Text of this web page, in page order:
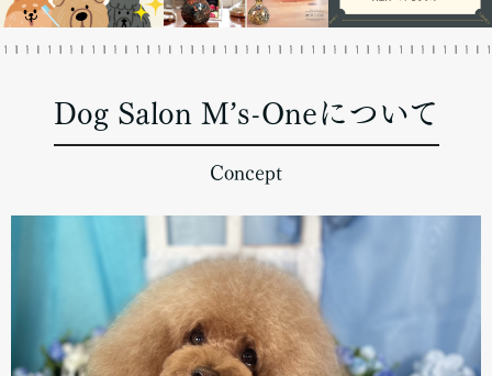
Dog Salon M’s-Oneについて
Concept